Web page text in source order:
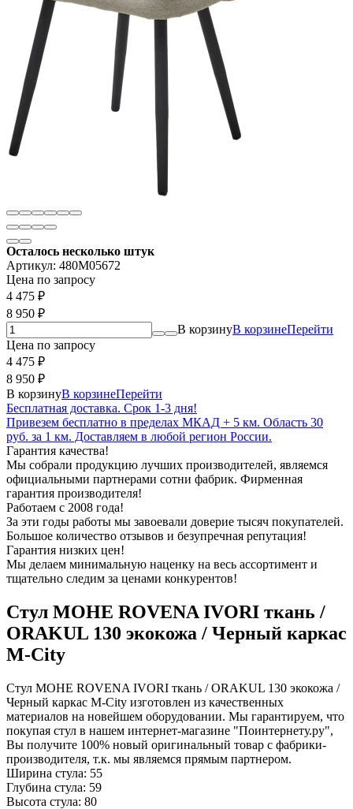
Осталось несколько штук
Артикул: 480M05672
Цена по запросу
4 475 ₽
8 950 ₽
В корзинуВ корзинеПерейти
Цена по запросу
4 475 ₽
8 950 ₽
В корзинуВ корзинеПерейти
Бесплатная доставка. Срок 1-3 дня!
Привезем бесплатно в пределах МКАД + 5 км. Область 30
руб. за 1 км. Доставляем в любой регион России.
Гарантия качества!
Мы собрали продукцию лучших производителей, являемся
официальными партнерами сотни фабрик. Фирменная
гарантия производителя!
Работаем с 2008 года!
За эти годы работы мы завоевали доверие тысяч покупателей.
Большое количество отзывов и безупречная репутация!
Гарантия низких цен!
Мы делаем минимальную наценку на весь ассортимент и
тщательно следим за ценами конкурентов!
Стул МОНЕ ROVENA IVORI ткань /
ORAKUL 130 экокожа / Черный каркас
M-City
Стул МОНЕ ROVENA IVORI ткань / ORAKUL 130 экокожа /
Черный каркас M-City изготовлен из качественных
материалов на новейшем оборудовании. Мы гарантируем, что
покупая стул в нашем интернет-магазине "Поинтернету.ру",
Вы получите 100% новый оригинальный товар с фабрики-
производителя, т.к. мы являемся прямым партнером.
Ширина стула: 55
Глубина стула: 59
Высота стула: 80